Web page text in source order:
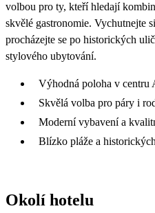
volbou pro ty, kteří hledají
skvělé gastronomie. Vychutnejte
procházejte se po historických
stylového ubytování.
Výhodná poloha v centru
Skvělá volba pro páry i
Moderní vybavení a
Blízko pláže a
Okolí hotelu